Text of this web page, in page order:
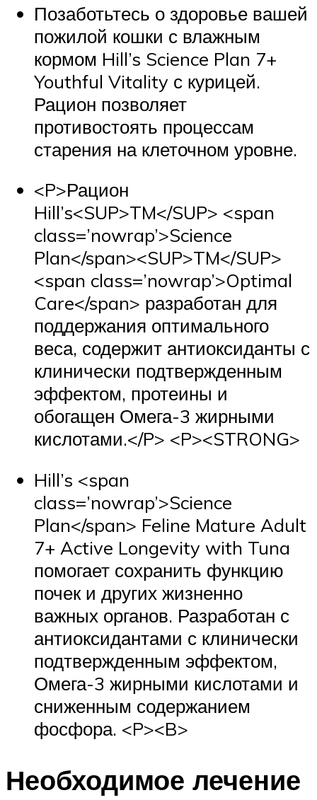
Позаботьтесь о здоровье вашей
пожилой кошки с влажным
кормом Hill’s Science Plan 7+
Youthful Vitality с курицей.
Рацион позволяет
противостоять процессам
старения на клеточном уровне.
<P>Рацион
Hill’s<SUP>TM</SUP> <span
class=’nowrap’>Science
Plan</span><SUP>TM</SUP>
<span class=’nowrap’>Optimal
Care</span> разработан для
поддержания оптимального
веса, содержит антиоксиданты с
клинически подтвержденным
эффектом, протеины и
обогащен Омега-3 жирными
кислотами.</P> <P><STRONG>
Hill’s <span
class=’nowrap’>Science
Plan</span> Feline Mature Adult
7+ Active Longevity with Tuna
помогает сохранить функцию
почек и других жизненно
важных органов. Разработан с
антиоксидантами с клинически
подтвержденным эффектом,
Омега-3 жирными кислотами и
сниженным содержанием
фосфора. <P><B>
Необходимое лечение